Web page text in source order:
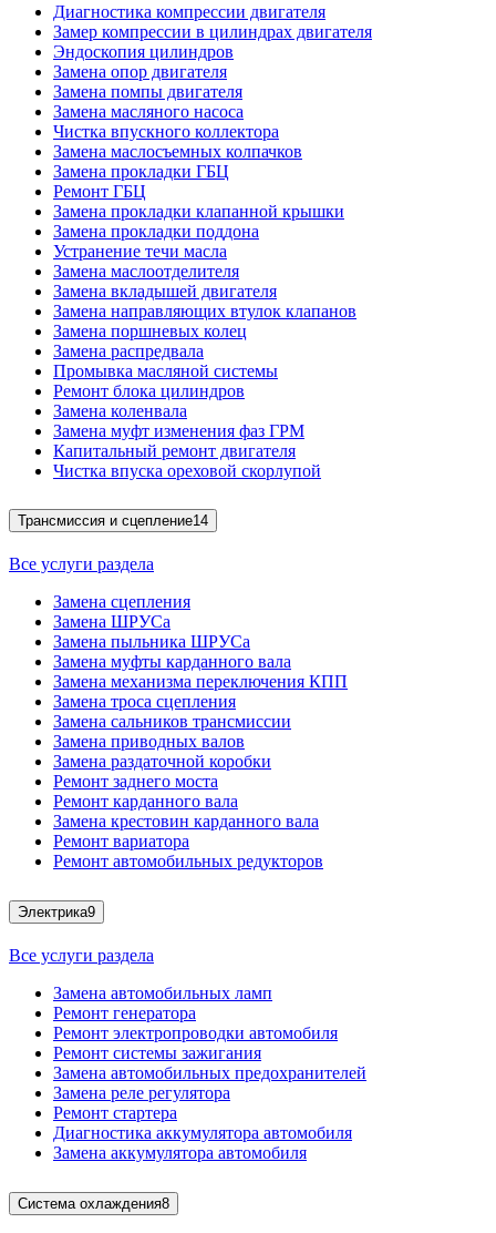
Диагностика компрессии двигателя
Замер компрессии в цилиндрах двигателя
Эндоскопия цилиндров
Замена опор двигателя
Замена помпы двигателя
Замена масляного насоса
Чистка впускного коллектора
Замена маслосъемных колпачков
Замена прокладки ГБЦ
Ремонт ГБЦ
Замена прокладки клапанной крышки
Замена прокладки поддона
Устранение течи масла
Замена маслоотделителя
Замена вкладышей двигателя
Замена направляющих втулок клапанов
Замена поршневых колец
Замена распредвала
Промывка масляной системы
Ремонт блока цилиндров
Замена коленвала
Замена муфт изменения фаз ГРМ
Капитальный ремонт двигателя
Чистка впуска ореховой скорлупой
Трансмиссия и сцепление14
Все услуги раздела
Замена сцепления
Замена ШРУСа
Замена пыльника ШРУСа
Замена муфты карданного вала
Замена механизма переключения КПП
Замена троса сцепления
Замена сальников трансмиссии
Замена приводных валов
Замена раздаточной коробки
Ремонт заднего моста
Ремонт карданного вала
Замена крестовин карданного вала
Ремонт вариатора
Ремонт автомобильных редукторов
Электрика9
Все услуги раздела
Замена автомобильных ламп
Ремонт генератора
Ремонт электропроводки автомобиля
Ремонт системы зажигания
Замена автомобильных предохранителей
Замена реле регулятора
Ремонт стартера
Диагностика аккумулятора автомобиля
Замена аккумулятора автомобиля
Система охлаждения8